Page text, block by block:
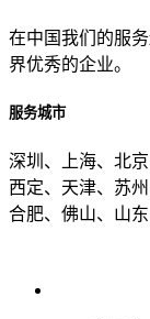
在中国我们的服
界优秀的企业。
服务城市
深圳、上海、北
西定、天津、苏
合肥、佛山、山